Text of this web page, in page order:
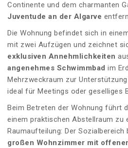
Continente und dem charmanten
Juventude an der Algarve
Die Wohnung befindet sich in
mit zwei Aufzügen und zeichnet
exklusiven Annehmlichkeiten
angenehmes Schwimmbad im
Mehrzweckraum zur
ideal für Meetings oder geselliges
Beim Betreten der Wohnung führt
einem praktischen Abstellraum zu
Raumaufteilung: Der
großen Wohnzimmer mit